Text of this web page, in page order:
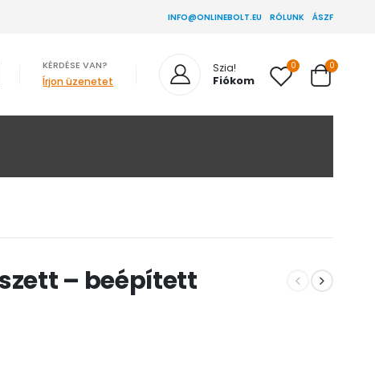
INFO@ONLINEBOLT.EU RÓLUNK ÁSZF
KÉRDÉSE VAN?
Írjon üzenetet
Szia!
Fiókom
0 0
– beépített